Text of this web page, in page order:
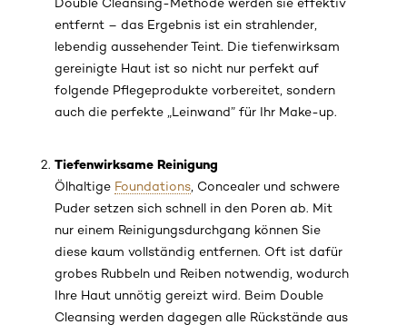
entfernt – das Ergebnis ist ein strahlender,
lebendig aussehender Teint. Die tiefenwirksam
gereinigte Haut ist so nicht nur perfekt auf
folgende Pflegeprodukte vorbereitet, sondern
auch die perfekte „Leinwand” für Ihr Make-up.
Tiefenwirksame Reinigung
Ölhaltige Foundations , Concealer und schwere
Puder setzen sich schnell in den Poren ab. Mit
nur einem Reinigungsdurchgang können Sie
diese kaum vollständig entfernen. Oft ist dafür
grobes Rubbeln und Reiben notwendig, wodurch
Ihre Haut unnötig gereizt wird. Beim Double
Cleansing werden dagegen alle Rückstände aus